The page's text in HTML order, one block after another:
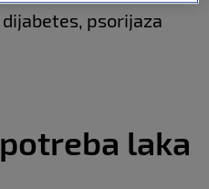
psorijaza
laka